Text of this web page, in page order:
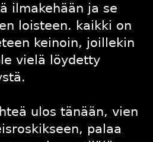
ilmakehään ja se
loisteen. kaikki on
keinoin, joillekin
vielä löydetty
ulos tänään, vien
palaa